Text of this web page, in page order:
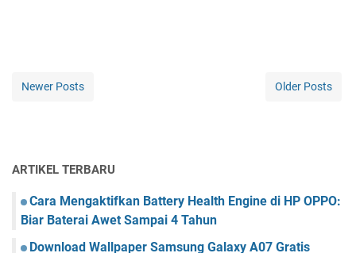
Newer Posts Older Posts
ARTIKEL TERBARU
Cara Mengaktifkan Battery Health Engine di HP OPPO:
Biar Baterai Awet Sampai 4 Tahun
Download Wallpaper Samsung Galaxy A07 Gratis